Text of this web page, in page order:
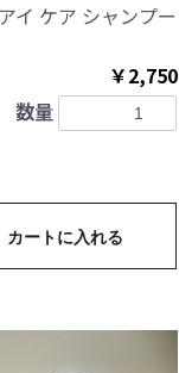
イ ケア シャンプー
￥2,750
数量
カートに入れる